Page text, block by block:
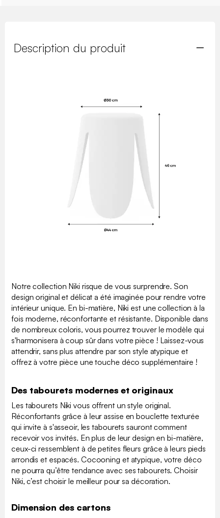
Description du produit
Notre collection Niki risque de vous surprendre. Son
design original et délicat a été imaginée pour rendre votre
intérieur unique. En bi-matière, Niki est une collection à la
fois moderne, réconfortante et résistante. Disponible dans
de nombreux coloris, vous pourrez trouver le modèle qui
s'harmonisera à coup sûr dans votre pièce ! Laissez-vous
attendrir, sans plus attendre par son style atypique et
offrez à votre pièce une touche déco supplémentaire !
Des tabourets modernes et originaux
Les tabourets Niki vous offrent un style original.
Réconfortants grâce à leur assise en bouclette texturée
qui invite à s'asseoir, les tabourets sauront comment
recevoir vos invités. En plus de leur design en bi-matière,
ceux-ci ressemblent à de petites fleurs grâce à leurs pieds
arrondis et espacés. Cocooning et atypique, votre déco
ne pourra qu’être tendance avec ses tabourets. Choisir
Niki, c’est choisir le meilleur pour sa décoration.
Dimension des cartons